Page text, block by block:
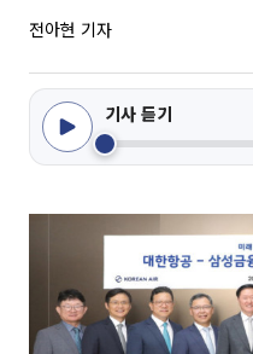
전아현 기자
기사 듣기